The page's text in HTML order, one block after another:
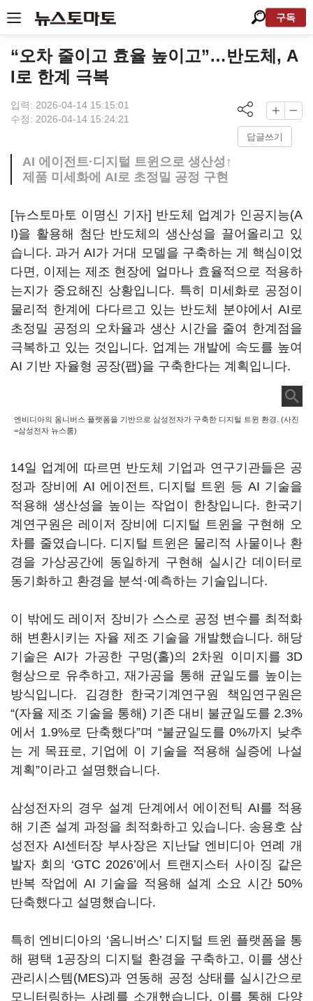
구독
“오차 줄이고 효율 높이고”…반도체, A
I로 한계 극복
입력: 2026-04-14 15:15:01
수정: 2026-04-14 15:24:21
답글쓰기
AI 에이전트·디지털 트윈으로 생산성↑
제품 미세화에 AI로 초정밀 공정 구현
[뉴스토마토 이명신 기자] 반도체 업계가 인공지능(A
I)을 활용해 첨단 반도체의 생산성을 끌어올리고 있
습니다. 과거 AI가 거대 모델을 구축하는 게 핵심이었
다면, 이제는 제조 현장에 얼마나 효율적으로 적용하
는지가 중요해진 상황입니다. 특히 미세화로 공정이
물리적 한계에 다다르고 있는 반도체 분야에서 AI로
초정밀 공정의 오차율과 생산 시간을 줄여 한계점을
극복하고 있는 것입니다. 업계는 개발에 속도를 높여
AI 기반 자율형 공장(팹)을 구축한다는 계획입니다.
엔비디아의 옴니버스 플랫폼을 기반으로 삼성전자가 구축한 디지털 트윈 환경. (사진
=삼성전자 뉴스룸)
14일 업계에 따르면 반도체 기업과 연구기관들은 공
정과 장비에 AI 에이전트, 디지털 트윈 등 AI 기술을
적용해 생산성을 높이는 작업이 한창입니다. 한국기
계연구원은 레이저 장비에 디지털 트윈을 구현해 오
차를 줄였습니다. 디지털 트윈은 물리적 사물이나 환
경을 가상공간에 동일하게 구현해 실시간 데이터로
동기화하고 환경을 분석·예측하는 기술입니다.
이 밖에도 레이저 장비가 스스로 공정 변수를 최적화
해 변환시키는 자율 제조 기술을 개발했습니다. 해당
기술은 AI가 가공한 구멍(홀)의 2차원 이미지를 3D
형상으로 유추하고, 재가공을 통해 균일도를 높이는
방식입니다. 김경한 한국기계연구원 책임연구원은
“(자율 제조 기술을 통해) 기존 대비 불균일도를 2.3%
에서 1.9%로 단축했다”며 “불균일도를 0%까지 낮추
는 게 목표로, 기업에 이 기술을 적용해 실증에 나설
계획”이라고 설명했습니다.
삼성전자의 경우 설계 단계에서 에이전틱 AI를 적용
해 기존 설계 과정을 최적화하고 있습니다. 송용호 삼
성전자 AI센터장 부사장은 지난달 엔비디아 연례 개
발자 회의 ‘GTC 2026’에서 트랜지스터 사이징 같은
반복 작업에 AI 기술을 적용해 설계 소요 시간 50%
단축했다고 설명했습니다.
특히 엔비디아의 ‘옴니버스’ 디지털 트윈 플랫폼을 통
해 평택 1공장의 디지털 환경을 구축하고, 이를 생산
관리시스템(MES)과 연동해 공정 상태를 실시간으로
모니터링하는 사례를 소개했습니다. 이를 통해 다양